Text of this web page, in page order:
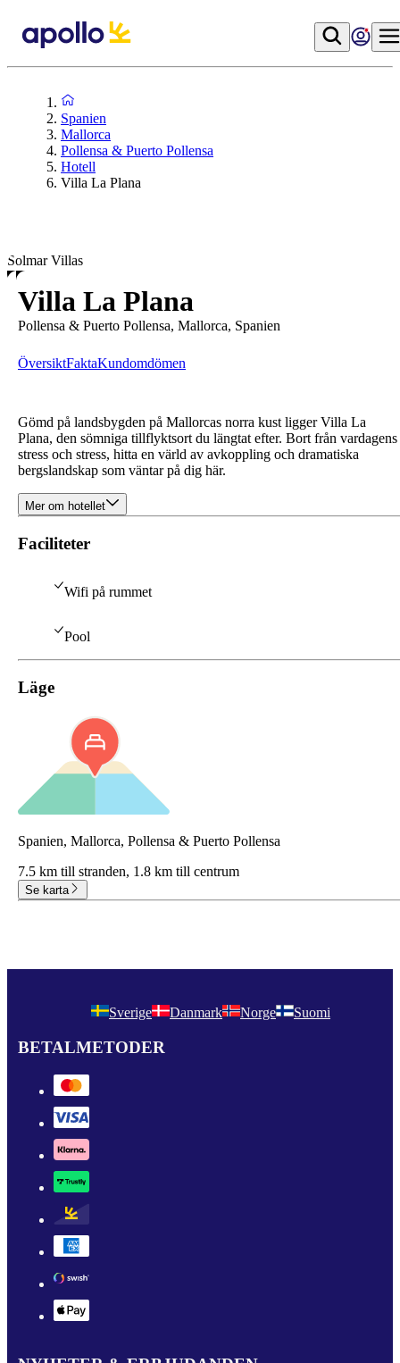
Spanien
Mallorca
Pollensa & Puerto Pollensa
Hotell
Villa La Plana
Solmar Villas
Villa La Plana
Pollensa & Puerto Pollensa, Mallorca, Spanien
ÖversiktFaktaKundomdömen
Gömd på landsbygden på Mallorcas norra kust ligger Villa La
Plana, den sömniga tillflyktsort du längtat efter. Bort från vardagens
stress och stress, hitta en värld av avkoppling och dramatiska
bergslandskap som väntar på dig här.
Mer om hotellet
Faciliteter
Wifi på rummet
Pool
Läge
Spanien, Mallorca, Pollensa & Puerto Pollensa
7.5 km till stranden, 1.8 km till centrum
Se karta
Sverige Danmark Norge Suomi
BETALMETODER